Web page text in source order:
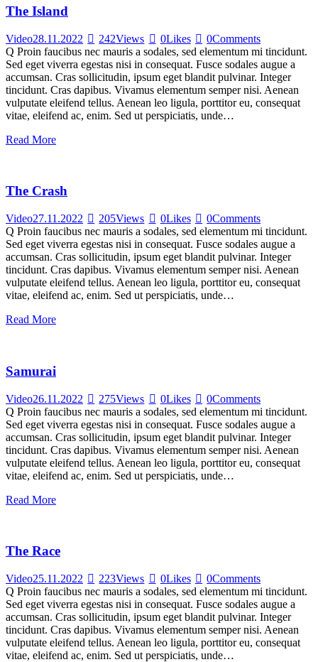
The Island
Video28.11.2022 242Views 0Likes 0Comments
Q Proin faucibus nec mauris a sodales, sed elementum mi tincidunt.
Sed eget viverra egestas nisi in consequat. Fusce sodales augue a
accumsan. Cras sollicitudin, ipsum eget blandit pulvinar. Integer
tincidunt. Cras dapibus. Vivamus elementum semper nisi. Aenean
vulputate eleifend tellus. Aenean leo ligula, porttitor eu, consequat
vitae, eleifend ac, enim. Sed ut perspiciatis, unde…
Read More
The Crash
Video27.11.2022 205Views 0Likes 0Comments
Q Proin faucibus nec mauris a sodales, sed elementum mi tincidunt.
Sed eget viverra egestas nisi in consequat. Fusce sodales augue a
accumsan. Cras sollicitudin, ipsum eget blandit pulvinar. Integer
tincidunt. Cras dapibus. Vivamus elementum semper nisi. Aenean
vulputate eleifend tellus. Aenean leo ligula, porttitor eu, consequat
vitae, eleifend ac, enim. Sed ut perspiciatis, unde…
Read More
Samurai
Video26.11.2022 275Views 0Likes 0Comments
Q Proin faucibus nec mauris a sodales, sed elementum mi tincidunt.
Sed eget viverra egestas nisi in consequat. Fusce sodales augue a
accumsan. Cras sollicitudin, ipsum eget blandit pulvinar. Integer
tincidunt. Cras dapibus. Vivamus elementum semper nisi. Aenean
vulputate eleifend tellus. Aenean leo ligula, porttitor eu, consequat
vitae, eleifend ac, enim. Sed ut perspiciatis, unde…
Read More
The Race
Video25.11.2022 223Views 0Likes 0Comments
Q Proin faucibus nec mauris a sodales, sed elementum mi tincidunt.
Sed eget viverra egestas nisi in consequat. Fusce sodales augue a
accumsan. Cras sollicitudin, ipsum eget blandit pulvinar. Integer
tincidunt. Cras dapibus. Vivamus elementum semper nisi. Aenean
vulputate eleifend tellus. Aenean leo ligula, porttitor eu, consequat
vitae, eleifend ac, enim. Sed ut perspiciatis, unde…